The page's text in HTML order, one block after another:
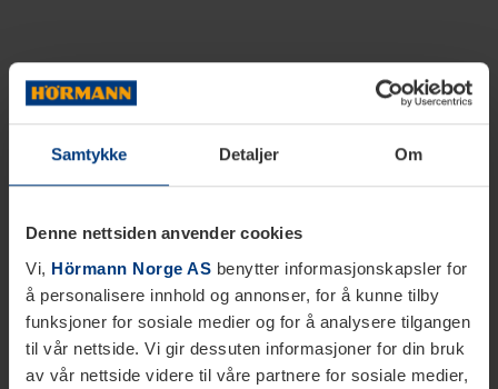
Samtykke Detaljer Om
Denne nettsiden anvender cookies
Vi, Hörmann Norge AS benytter informasjonskapsler for
å personalisere innhold og annonser, for å kunne tilby
funksjoner for sosiale medier og for å analysere tilgangen
til vår nettside. Vi gir dessuten informasjoner for din bruk
av vår nettside videre til våre partnere for sosiale medier,